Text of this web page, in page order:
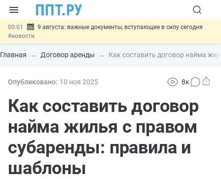
00:01
9 августа: важные документы, вступающие в силу сегодня
#новости
07.08 Подписан закон о блокировке продажи опасных товаров через
«Честный знак»#новости
07.08 Госпошлину за устранение ошибок в документах предлагают
07.08
отношений
#новости
Главная Договор аренды Как составить договор найма
Опубликовано: 10 ноя 2025 8к
Как составить договор
найма жилья с правом
субаренды: правила и
шаблоны